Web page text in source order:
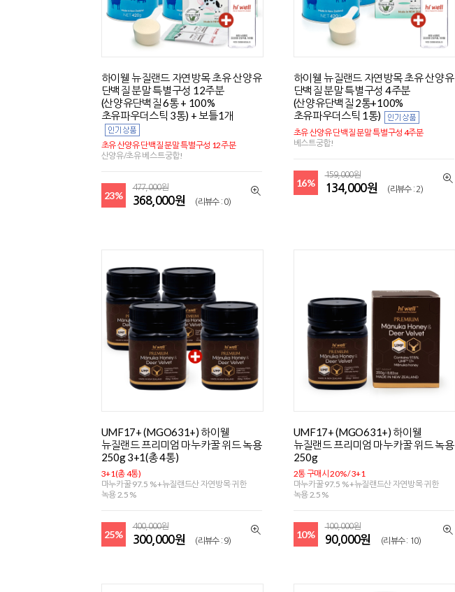
하이웰 뉴질랜드 자연방목 초유 산양유
단백질 분말 특별구성 12주분
(산양유단백질 6통 + 100%
초유파우더스틱 3통) + 보틀1개
초유 산양유 단백질 분말 특별구성 12주분
산양유/초유 베스트궁합!
23%
477,000원
368,000원 (리뷰수 : 0)
하이웰 뉴질랜드 자연방목 초유 산양유
단백질 분말 특별구성 4주분
(산양유단백질 2통+100%
초유파우더스틱 1통)
초유 산양유 단백질 분말 특별구성 4주분
베스트궁합!
16%
159,000원
134,000원 (리뷰수 : 2)
UMF17+ (MGO631+) 하이웰
뉴질랜드 프리미엄 마누카꿀 위드 녹용
250g 3+1(총 4통)
3+1(총 4통)
마누카꿀 97.5 % +뉴질랜드산 자연방목 귀한
녹용 2.5 %
25%
400,000원
300,000원 (리뷰수 : 9)
UMF17+ (MGO631+) 하이웰
뉴질랜드 프리미엄 마누카꿀 위드 녹용
250g
2통 구매시 20% / 3+1
마누카꿀 97.5 % +뉴질랜드산 자연방목 귀한
녹용 2.5 %
10%
100,000원
90,000원 (리뷰수 : 10)